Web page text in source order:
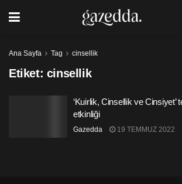
Ana Sayfa Tag cinsellik
Etiket: cinsellik
‘Kuirlik, Cinsellik ve Cinsiyet’
etkinliği
Gazedda 19 TEMMUZ 2022